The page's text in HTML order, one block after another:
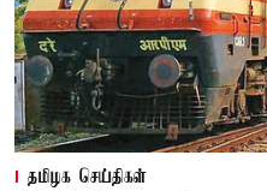
தமிழக செய்திகள்